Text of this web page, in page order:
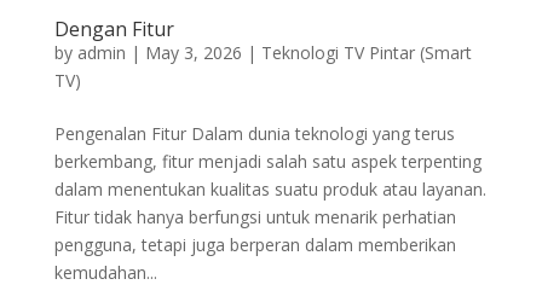
Dengan Fitur
by admin | May 3, 2026 | Teknologi TV Pintar (Smart
TV)
Pengenalan Fitur Dalam dunia teknologi yang terus
berkembang, fitur menjadi salah satu aspek terpenting
dalam menentukan kualitas suatu produk atau layanan.
Fitur tidak hanya berfungsi untuk menarik perhatian
pengguna, tetapi juga berperan dalam memberikan
kemudahan...